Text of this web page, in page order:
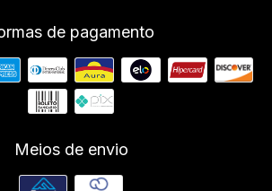
de pagamento
Meios de envio